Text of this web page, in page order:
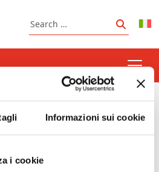
Informazioni sui cookie
i cookie
Search
Search
Tirrenia